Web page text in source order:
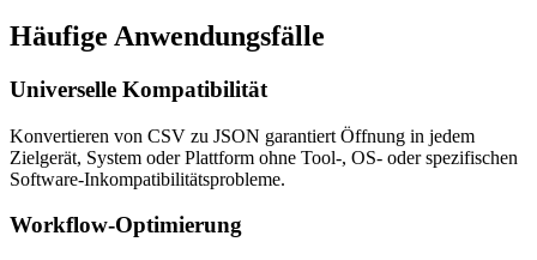
Häufige Anwendungsfälle
Universelle Kompatibilität
Konvertieren von CSV zu JSON garantiert Öffnung in jedem
Zielgerät, System oder Plattform ohne Tool-, OS- oder spezifischen
Software-Inkompatibilitätsprobleme.
Workflow-Optimierung